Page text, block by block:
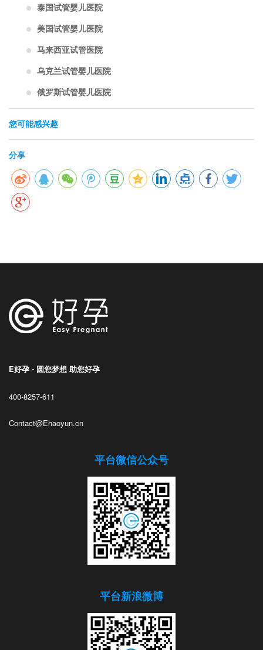
泰国试管婴儿医院
美国试管婴儿医院
马来西亚试管医院
乌克兰试管婴儿医院
俄罗斯试管婴儿医院
您可能感兴趣
分享
E好孕 - 圆您梦想 助您好孕
400-8257-611
Contact@Ehaoyun.cn
平台微信公众号
平台新浪微博